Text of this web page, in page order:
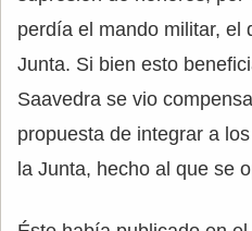
perdía el mando militar, el
Junta. Si bien esto
Saavedra se vio
propuesta de integrar a
la Junta, hecho al que se